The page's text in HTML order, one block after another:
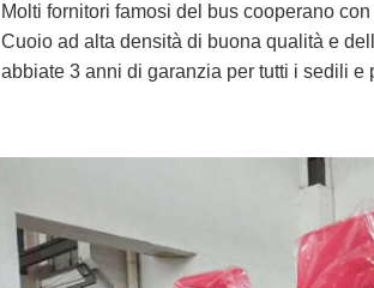
Molti fornitori famosi del bus cooperano
Cuoio ad alta densità di buona qualità e
abbiate 3 anni di garanzia per tutti i sedili e